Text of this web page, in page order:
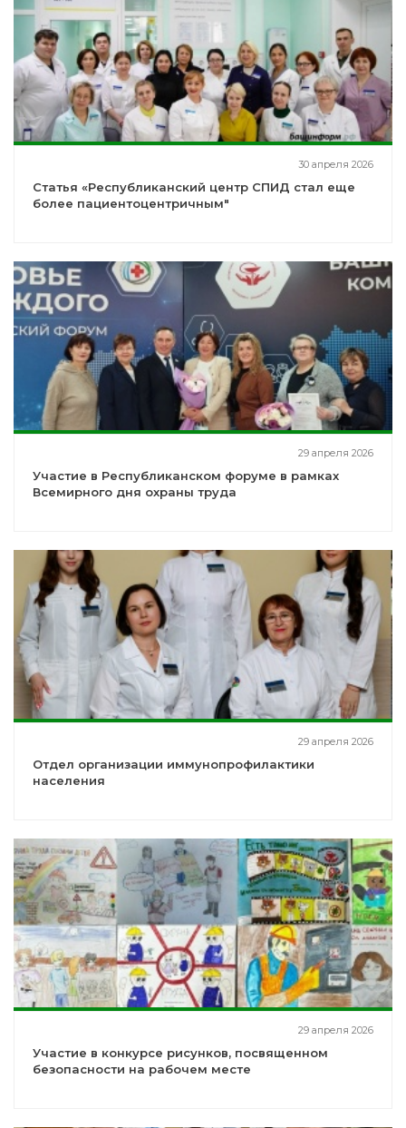
30 апреля 2026
Статья «Республиканский центр СПИД стал еще
более пациентоцентричным"
29 апреля 2026
Участие в Республиканском форуме в рамках
Всемирного дня охраны труда
29 апреля 2026
Отдел организации иммунопрофилактики
населения
29 апреля 2026
Участие в конкурсе рисунков, посвященном
безопасности на рабочем месте